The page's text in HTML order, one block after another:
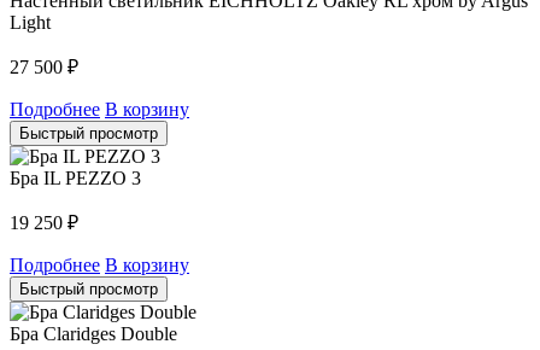
Light
27 500 ₽
Подробнее В корзину
Быстрый просмотр
Бра IL PEZZO 3
19 250 ₽
Подробнее В корзину
Быстрый просмотр
Бра Claridges Double